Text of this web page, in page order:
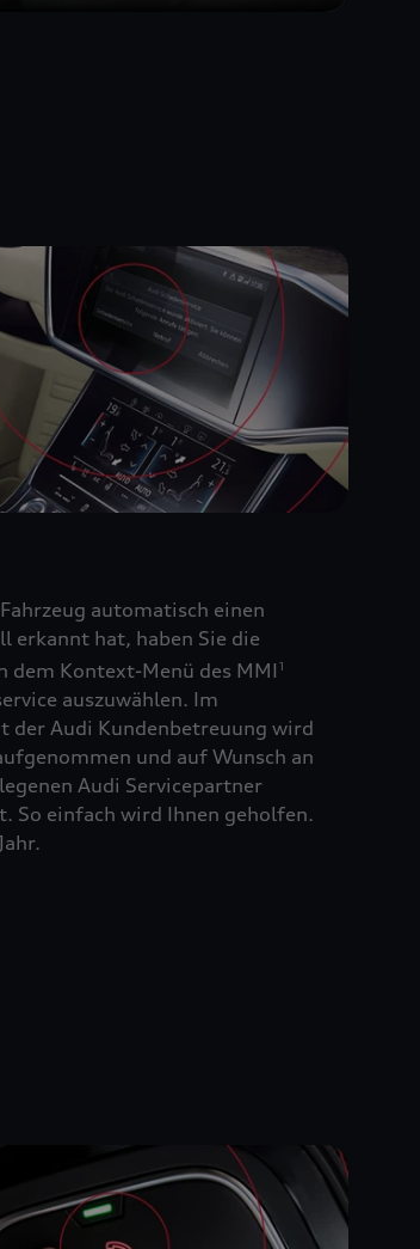
automatisch einen
erkannt hat, haben Sie die
dem Kontext-Menü des MMI 1
auszuwählen. Im
der Audi Kundenbetreuung wird
und auf Wunsch an
Audi Servicepartner
So einfach wird Ihnen geholfen.